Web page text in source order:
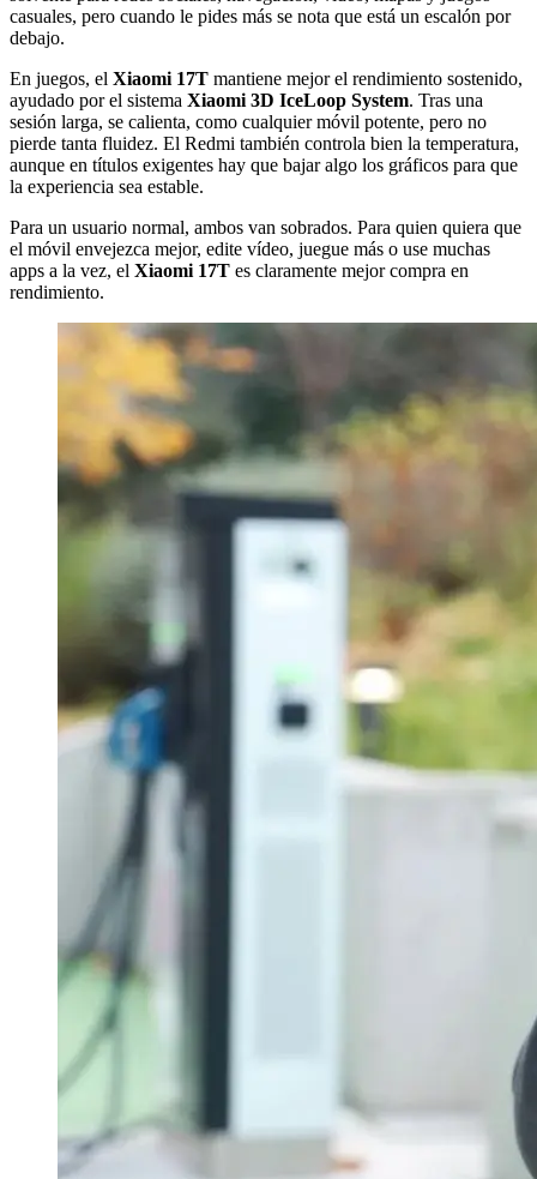
casuales, pero cuando le pides más se nota que está un escalón por
debajo.
En juegos, el Xiaomi 17T mantiene mejor el rendimiento sostenido,
ayudado por el sistema Xiaomi 3D IceLoop System. Tras una
sesión larga, se calienta, como cualquier móvil potente, pero no
pierde tanta fluidez. El Redmi también controla bien la temperatura,
aunque en títulos exigentes hay que bajar algo los gráficos para que
la experiencia sea estable.
Para un usuario normal, ambos van sobrados. Para quien quiera que
el móvil envejezca mejor, edite vídeo, juegue más o use muchas
apps a la vez, el Xiaomi 17T es claramente mejor compra en
rendimiento.